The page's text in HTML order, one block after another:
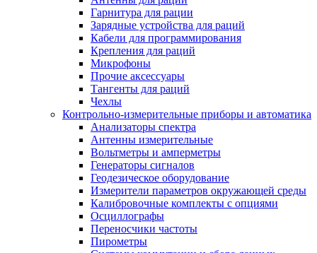
Гарнитура для рации
Зарядные устройства для раций
Кабели для программирования
Крепления для раций
Микрофоны
Прочие аксессуары
Тангенты для раций
Чехлы
Контрольно-измерительные приборы и автоматика
Анализаторы спектра
Антенны измерительные
Вольтметры и амперметры
Генераторы сигналов
Геодезическое оборудование
Измерители параметров окружающей среды
Калибровочные комплекты с опциями
Осциллографы
Переносчики частоты
Пирометры